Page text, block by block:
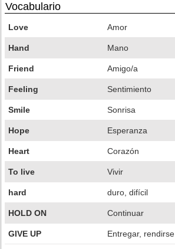
Vocabulario
Love Amor
Hand Mano
Friend Amigo/a
Feeling Sentimiento
Smile Sonrisa
Hope Esperanza
Heart Corazón
To live Vivir
hard duro, difícil
HOLD ON Continuar
GIVE UP Entregar, rendirse